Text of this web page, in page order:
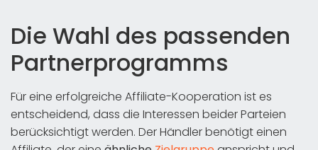
Die Wahl des passenden
Partnerprogramms
Für eine erfolgreiche Affiliate-Kooperation ist es
entscheidend, dass die Interessen beider Parteien
berücksichtigt werden. Der Händler benötigt einen